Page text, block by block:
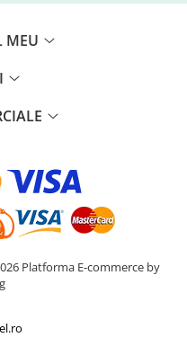
MEU
Platforma E-commerce by